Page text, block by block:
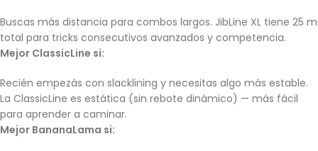
Buscas más distancia para combos largos. JibLine XL tiene 25 m
total para tricks consecutivos avanzados y competencia.
Mejor ClassicLine si:
Recién empezás con slacklining y necesitas algo más estable.
La ClassicLine es estática (sin rebote dinámico) — más fácil
para aprender a caminar.
Mejor BananaLama si: